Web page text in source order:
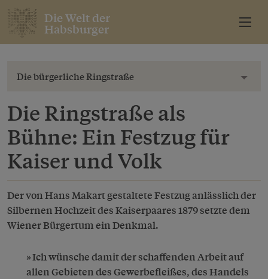
Die Welt der
Habsburger
Die bürgerliche Ringstraße
Die Ringstraße als
Bühne: Ein Festzug für
Kaiser und Volk
Der von Hans Makart gestaltete Festzug anlässlich der
Silbernen Hochzeit des Kaiserpaares 1879 setzte dem
Wiener Bürgertum ein Denkmal.
Ich wünsche damit der schaffenden Arbeit auf
allen Gebieten des Gewerbefleißes, des Handels